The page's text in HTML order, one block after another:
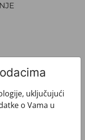
uključujući
o Vama u